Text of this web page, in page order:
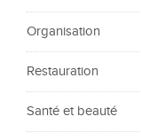
Organisation
Restauration
Santé et beauté